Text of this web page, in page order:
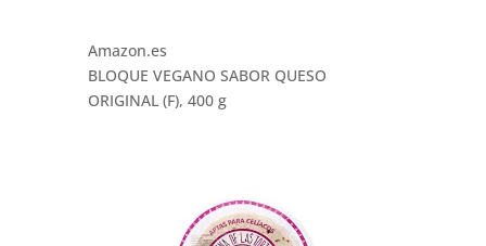
Amazon.es
BLOQUE VEGANO SABOR QUESO
ORIGINAL (F), 400 g